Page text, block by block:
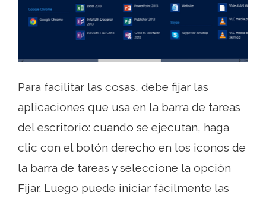
Para facilitar las cosas, debe fijar las
aplicaciones que usa en la barra de tareas
del escritorio: cuando se ejecutan, haga
clic con el botón derecho en los iconos de
la barra de tareas y seleccione la opción
Fijar. Luego puede iniciar fácilmente las